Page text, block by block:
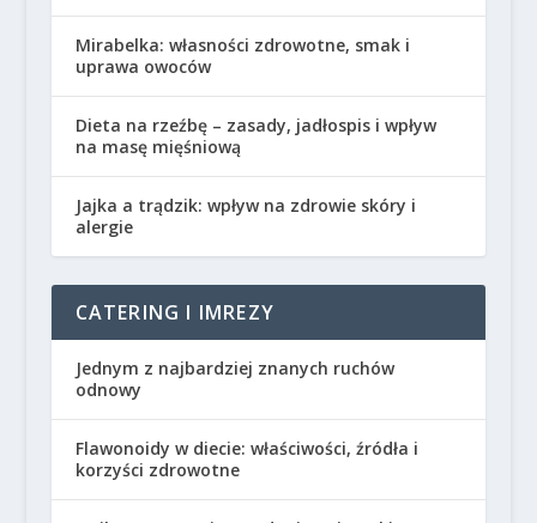
Mirabelka: własności zdrowotne, smak i
uprawa owoców
Dieta na rzeźbę – zasady, jadłospis i wpływ
na masę mięśniową
Jajka a trądzik: wpływ na zdrowie skóry i
alergie
CATERING I IMREZY
Jednym z najbardziej znanych ruchów
odnowy
Flawonoidy w diecie: właściwości, źródła i
korzyści zdrowotne